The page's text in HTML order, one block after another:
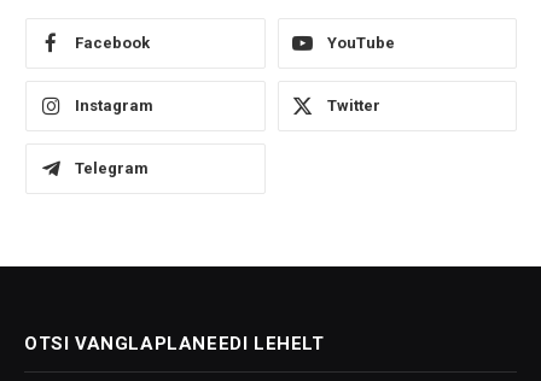
Facebook YouTube
Instagram Twitter
Telegram
OTSI VANGLAPLANEEDI LEHELT